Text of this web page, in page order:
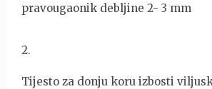
pravougaonik debljine 2- 3 mm
2.
Tijesto za donju koru izbosti